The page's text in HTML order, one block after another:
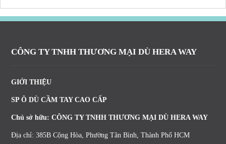
CÔNG TY TNHH THƯƠNG MẠI DÙ HERA WAY
GIỚI THIỆU
SP Ô DÙ CẦM TAY CAO CẤP
Chủ sở hữu: CÔNG TY TNHH THƯƠNG MẠI DÙ HERA WAY
Địa chỉ: 385B Cộng Hòa, Phường Tân Bình, Thành Phố HCM